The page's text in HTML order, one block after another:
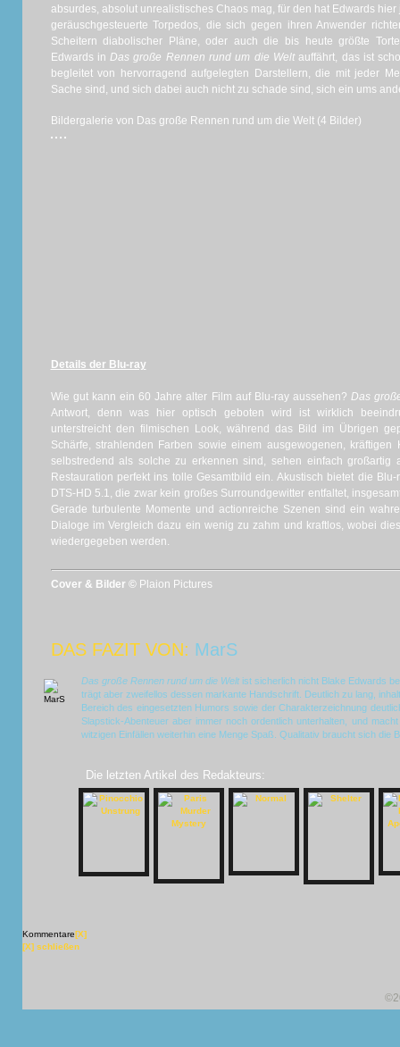
absurdes, absolut unrealistisches Chaos mag, für den hat Edwards
geräuschgesteuerte Torpedos, die sich gegen ihren Anwender
Scheitern diabolischer Pläne, oder auch die bis heute größte
Edwards inDas große Rennen rund um die Weltauffährt, das ist
begleitet von hervorragend aufgelegten Darstellern, die mit jeder
Sache sind, und sich dabei auch nicht zu schade sind, sich ein ums
Bildergalerie von Das große Rennen rund um die Welt (4 Bilder)
Details der Blu-ray
Wie gut kann ein 60 Jahre alter Film auf Blu-ray aussehen?Das
Antwort, denn was hier optisch geboten wird ist wirklich
unterstreicht den filmischen Look, während das Bild im Übrigen
Schärfe, strahlenden Farben sowie einem ausgewogenen, kräftigen
selbstredend als solche zu erkennen sind, sehen einfach großartig
Restauration perfekt ins tolle Gesamtbild ein. Akustisch bietet die
DTS-HD 5.1, die zwar kein großes Surroundgewitter entfaltet,
Gerade turbulente Momente und actionreiche Szenen sind ein
Dialoge im Vergleich dazu ein wenig zu zahm und kraftlos, wobei
wiedergegeben werden.
Cover & Bilder © Plaion Pictures
DAS FAZIT VON: MarS
Das große Rennen rund um die Weltist sicherlich nicht Blake Edwards
trägt aber zweifellos dessen markante Handschrift. Deutlich zu lang,
Bereich des eingesetzten Humors sowie der Charakterzeichnung
Slapstick-Abenteuer aber immer noch ordentlich unterhalten, und
witzigen Einfällen weiterhin eine Menge Spaß. Qualitativ braucht sich die
Die letzten Artikel des Redakteurs:
Kommentare[X]
[X] schließen